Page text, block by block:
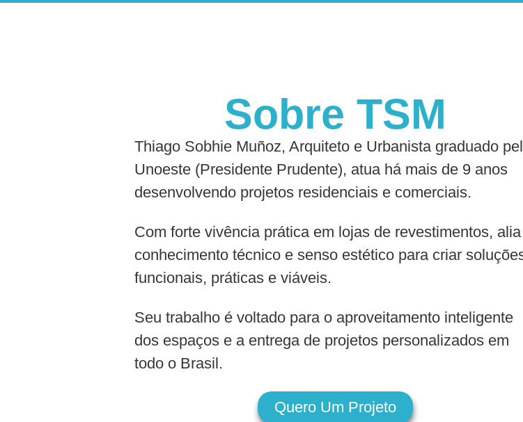
Sobre TSM
Thiago Sobhie Muñoz, Arquiteto e Urbanista graduado
Unoeste (Presidente Prudente), atua há mais de 9 anos
desenvolvendo projetos residenciais e comerciais.
Com forte vivência prática em lojas de revestimentos, alia
conhecimento técnico e senso estético para criar
funcionais, práticas e viáveis.
Seu trabalho é voltado para o aproveitamento inteligente
dos espaços e a entrega de projetos personalizados em
todo o Brasil.
Quero Um Projeto